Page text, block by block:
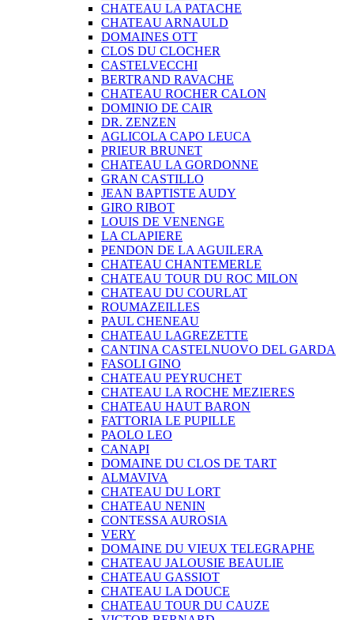
CHATEAU LA PATACHE
CHATEAU ARNAULD
DOMAINES OTT
CLOS DU CLOCHER
CASTELVECCHI
BERTRAND RAVACHE
CHATEAU ROCHER CALON
DOMINIO DE CAIR
DR. ZENZEN
AGLICOLA CAPO LEUCA
PRIEUR BRUNET
CHATEAU LA GORDONNE
GRAN CASTILLO
JEAN BAPTISTE AUDY
GIRO RIBOT
LOUIS DE VENENGE
LA CLAPIERE
PENDON DE LA AGUILERA
CHATEAU CHANTEMERLE
CHATEAU TOUR DU ROC MILON
CHATEAU DU COURLAT
ROUMAZEILLES
PAUL CHENEAU
CHATEAU LAGREZETTE
CANTINA CASTELNUOVO DEL GARDA
FASOLI GINO
CHATEAU PEYRUCHET
CHATEAU LA ROCHE MEZIERES
CHATEAU HAUT BARON
FATTORIA LE PUPILLE
PAOLO LEO
CANAPI
DOMAINE DU CLOS DE TART
ALMAVIVA
CHATEAU DU LORT
CHATEAU NENIN
CONTESSA AUROSIA
VERY
DOMAINE DU VIEUX TELEGRAPHE
CHATEAU JALOUSIE BEAULIE
CHATEAU GASSIOT
CHATEAU LA DOUCE
CHATEAU TOUR DU CAUZE